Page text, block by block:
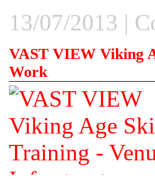
13/07/2013 |
VAST VIEW Viking
Work